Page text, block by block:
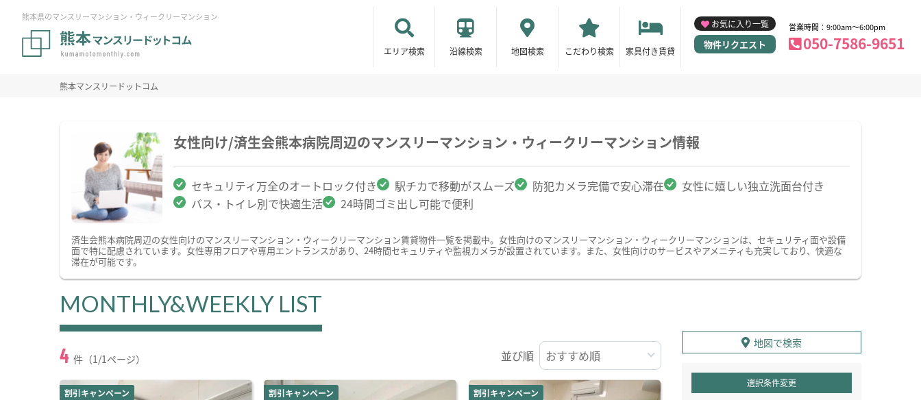
熊本県のマンスリーマンション・ウィークリーマンション
エリア検索 沿線検索 地図検索 こだわり検索 家具付き賃貸
お気に入り一覧
物件リクエスト
営業時間：9:00am～6:00pm
050-7586-9651
熊本マンスリードットコム
女性向け/済生会熊本病院周辺のマンスリーマンション・ウィークリーマンション情報
セキュリティ万全のオートロック付き 駅チカで移動がスムーズ 防犯カメラ完備で安心滞在
女性に嬉しい独立洗面台付き
バス・トイレ別で快適生活
24時間ゴミ出し可能で便利
済生会熊本病院周辺の女性向けのマンスリーマンション・ウィークリーマンション賃貸物件一覧を掲載中。女性向けのマンスリーマンション・ウィークリーマンションは、セキュリティ面や設備
面で特に配慮されています。女性専用フロアや専用エントランスがあり、24時間セキュリティや監視カメラが設置されています。また、女性向けのサービスやアメニティも充実しており、快適な
滞在が可能です。
MONTHLY&WEEKLY LIST
4 件（1/1ページ） 並び順
割引キャンペーン 割引キャンペーン 割引キャンペーン
地図で検索
選択条件変更